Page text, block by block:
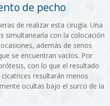
de pecho
de realizar esta cirugía. Una
simultanearla con la colocación
además de senos
se encuentran vacíos. Por
con lo que el resultado
resultarán menos
ocultas bajo el surco de la